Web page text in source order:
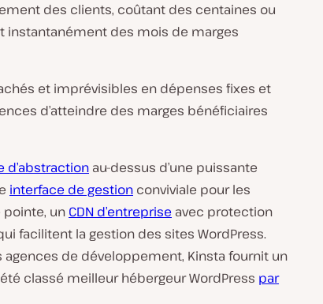
des clients, coûtant des centaines ou
instantanément des mois de marges
et imprévisibles en dépenses fixes et
d’atteindre des marges bénéficiaires
d’abstraction au-dessus d’une puissante
interface de gestion conviviale pour les
un CDN d’entreprise avec protection
facilitent la gestion des sites WordPress.
de développement, Kinsta fournit un
classé meilleur hébergeur WordPress par